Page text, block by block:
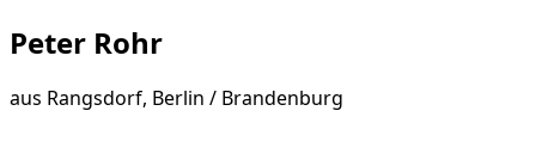
Peter Rohr
aus Rangsdorf, Berlin / Brandenburg